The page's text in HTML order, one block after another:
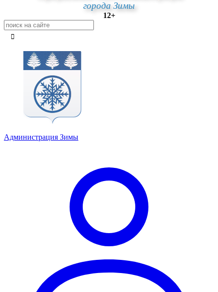
города Зимы
12+
Администрация Зимы